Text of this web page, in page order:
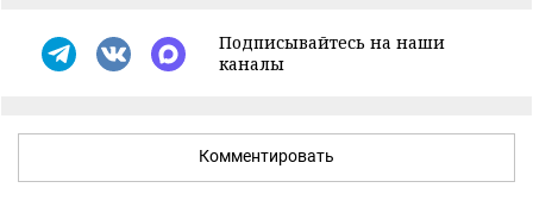
Подписывайтесь на наши
каналы
Комментировать